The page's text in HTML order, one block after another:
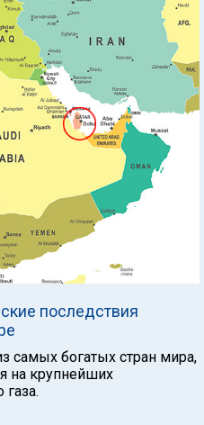
последствия
самых богатых стран мира,
на крупнейших